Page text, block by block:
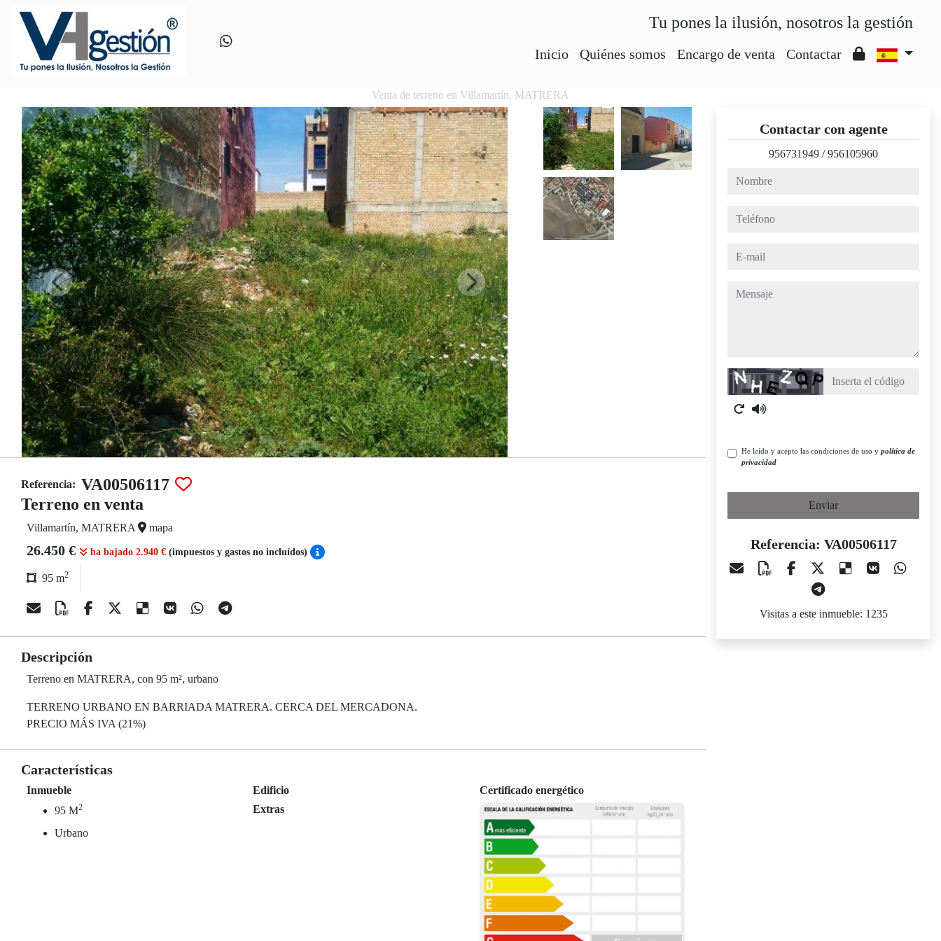
Tu pones la ilusión, nosotros la gestión
Inicio Quiénes somos Encargo de venta Contactar
Venta de terreno en Villamartín, MATRERA
Referencia: VA00506117
Terreno en venta
Villamartín, MATRERA mapa
26.450 € ha bajado 2.940 € (impuestos y gastos no incluídos)
95 m2
Descripción
Terreno en MATRERA, con 95 m², urbano
TERRENO URBANO EN BARRIADA MATRERA. CERCA DEL MERCADONA.
PRECIO MÁS IVA (21%)
Características
Inmueble
95 M2
Urbano
Edificio
Extras
Certificado energético
Contactar con agente
956731949 /956105960
nombre
teléfono
e-mail
mensaje
Captcha
He leído y acepto las condiciones de uso y política de
privacidad
Enviar
Referencia: VA00506117
Visitas a este inmueble: 1235